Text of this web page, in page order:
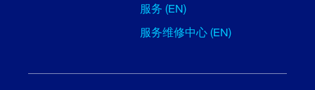
服务 (EN)
服务维修中心 (EN)